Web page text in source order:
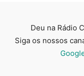
Deu na Rádio
Siga os nossos